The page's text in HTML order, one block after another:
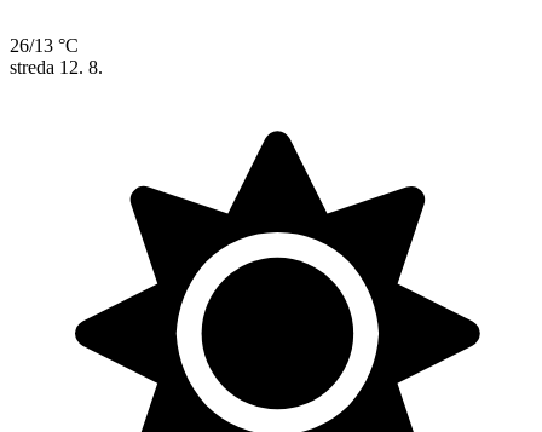
26/13 °C
streda 12. 8.